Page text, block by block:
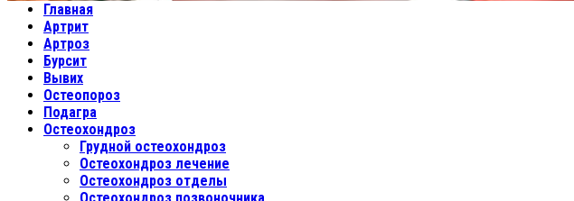
Главная
Артрит
Артроз
Бурсит
Вывих
Остеопороз
Подагра
Остеохондроз
Грудной остеохондроз
Остеохондроз лечение
Остеохондроз отделы